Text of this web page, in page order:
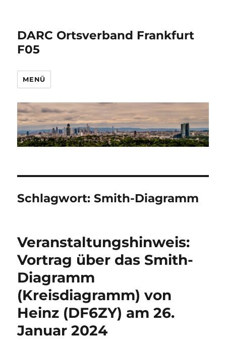
DARC Ortsverband Frankfurt
F05
MENÜ
Schlagwort:Smith-Diagramm
Veranstaltungshinweis:
Vortrag über das Smith-
Diagramm
(Kreisdiagramm) von
Heinz (DF6ZY) am 26.
Januar 2024